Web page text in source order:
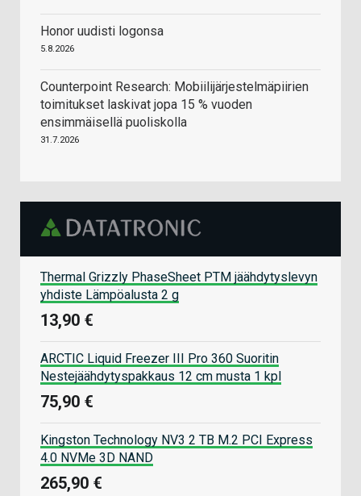
Honor uudisti logonsa
5.8.2026
Counterpoint Research: Mobiilijärjestelmäpiirien
toimitukset laskivat jopa 15 % vuoden
ensimmäisellä puoliskolla
31.7.2026
Thermal Grizzly PhaseSheet PTM jäähdytyslevyn
yhdiste Lämpöalusta 2 g
13,90 €
ARCTIC Liquid Freezer III Pro 360 Suoritin
Nestejäähdytyspakkaus 12 cm musta 1 kpl
75,90 €
Kingston Technology NV3 2 TB M.2 PCI Express
4.0 NVMe 3D NAND
265,90 €